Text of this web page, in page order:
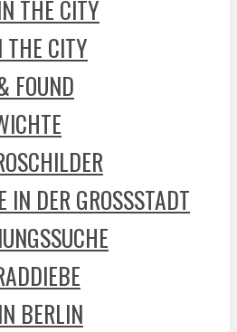
THE CITY
THE CITY
FOUND
IN DER GROSSSTADT
BERLIN